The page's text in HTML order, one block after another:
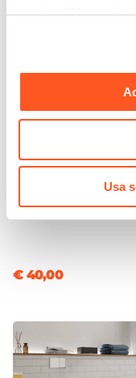
sezione "Mostra
momento. Per
nostraCookie
Usa
CODICE:LIR-BD
Miscelatore bidet con
scarico 12,1h cm
€ 40,00